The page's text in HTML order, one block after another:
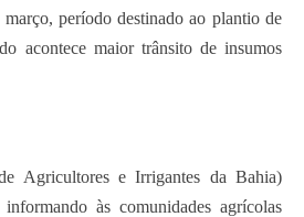
março, período destinado ao plantio de
acontece maior trânsito de insumos
Agricultores e Irrigantes da Bahia)
às comunidades agrícolas